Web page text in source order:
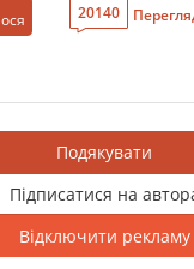
20140
Подякувати
Підписатися на
Відключити рекламу